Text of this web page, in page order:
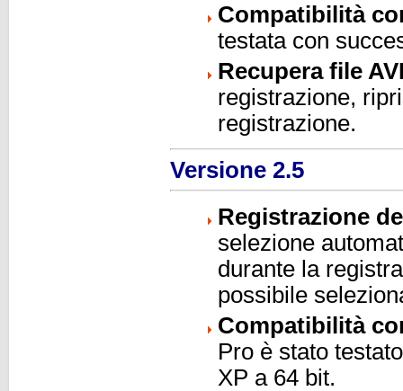
Compatibilità
testata con
Recupera file
registrazione,
registrazione.
Versione 2.5
Registrazione
selezione
durante la
possibile
Compatibilità
Pro è stato
XP a 64 bit.